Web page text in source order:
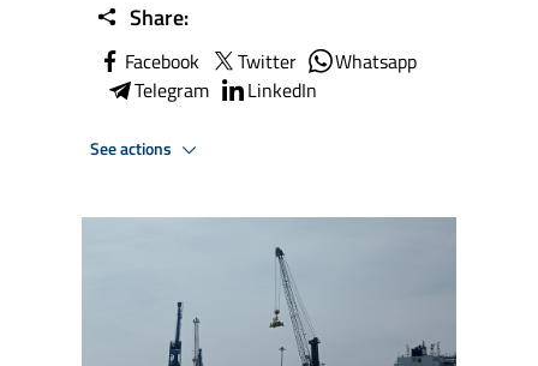
Share:
Facebook Twitter
Whatsapp
Telegram
LinkedIn
See actions